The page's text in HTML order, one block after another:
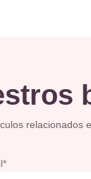
relacionados